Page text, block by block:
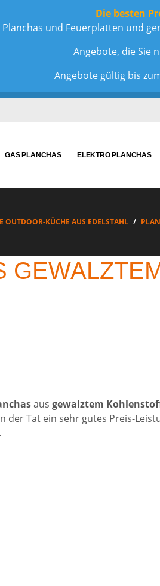
Die besten
Planchas und Feuerplatten und
Angebote, die Sie
Angebote gültig bis
GAS PLANCHAS ELEKTRO PLANCHAS
OUTDOOR-KÜCHE AUS EDELSTAHL
aus gewalztem
der Tat ein sehr gutes Preis-